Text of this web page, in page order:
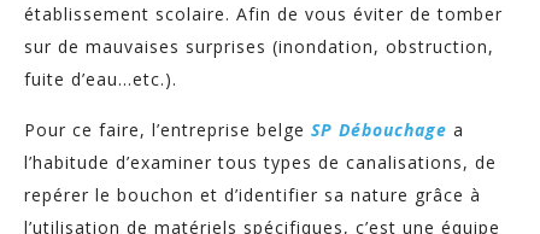
établissement scolaire. Afin de vous éviter de tomber
sur de mauvaises surprises (inondation, obstruction,
fuite d’eau…etc.).
Pour ce faire, l’entreprise belge SP Débouchage a
l’habitude d’examiner tous types de canalisations, de
repérer le bouchon et d’identifier sa nature grâce à
l’utilisation de matériels spécifiques, c’est une équipe